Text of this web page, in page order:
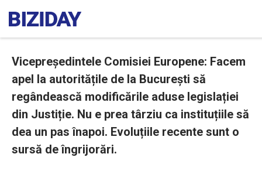
Vicepreședintele Comisiei Europene: Facem
apel la autoritățile de la București să
regândească modificările aduse legislației
din Justiție. Nu e prea târziu ca instituțiile să
dea un pas înapoi. Evoluțiile recente sunt o
sursă de îngrijorări.